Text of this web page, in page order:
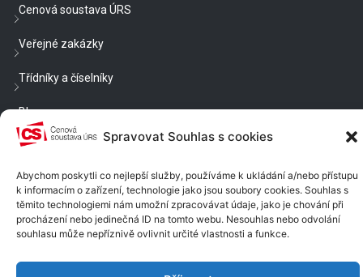
Spravovat Souhlas s cookies
Abychom poskytli co nejlepší služby, používáme k ukládání a/nebo přístupu
k informacím o zařízení, technologie jako jsou soubory cookies. Souhlas s
těmito technologiemi nám umožní zpracovávat údaje, jako je chování při
procházení nebo jedinečná ID na tomto webu. Nesouhlas nebo odvolání
souhlasu může nepříznivě ovlivnit určité vlastnosti a funkce.
Cenová soustava ÚRS
Veřejné zakázky
Třídníky a číselníky
Blog
Cenové a technické podmínky
Nastavení cookies
Chcete být v obraze?